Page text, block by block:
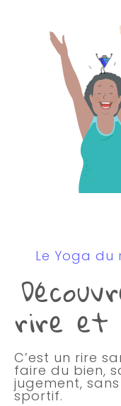
Le Yoga
rire et
C’est un rire
faire du bien,
jugement,
sportif.